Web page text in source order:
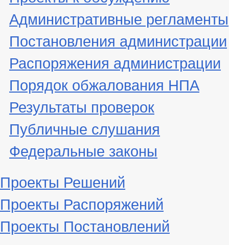
Административные регламенты
Постановления администрации
Распоряжения администрации
Порядок обжалования НПА
Результаты проверок
Публичные слушания
Федеральные законы
Проекты Решений
Проекты Распоряжений
Проекты Постановлений